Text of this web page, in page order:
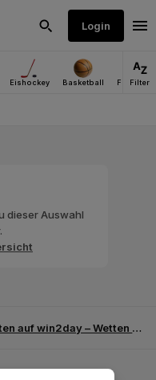
dieser Auswahl